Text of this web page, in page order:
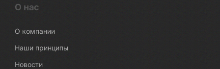
О нас
О компании
Наши принципы
Новости